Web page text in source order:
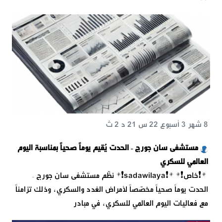
مستشفى سان جورج – الحدت يُقيم يوماً صحياً بمناسبة اليوم
العالمي للسكري
8 شهر 3 أسبوع 22 س 21 د 2 ث
*❗خاص❗* *❗️sadawilaya❗* نظّم مستشفى سان جورج –
الحدت يوماً صحياً مخصّصاً لأمراض الغدد والسكري، وذلك تزامناً
مع فعاليات اليوم العالمي للسكري، في مبادر